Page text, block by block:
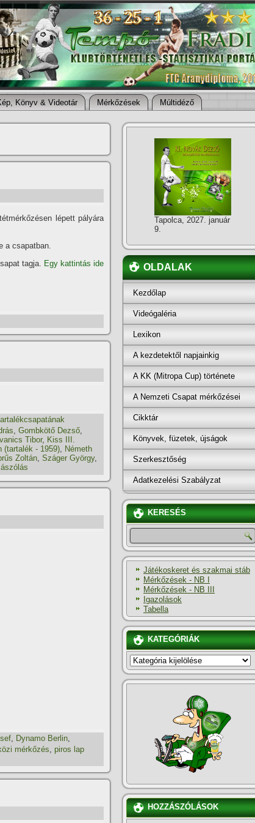
Könyv & Videotár Mérkőzések Múltidéző
lépett pályára
a csapatban.
tagja. Egy kattintás ide
, Gombkötő Dezső,
Ivanics Tibor, Kiss III.
(tartalék - 1959), Németh
Zoltán, Száger György,
, Dynamo Berlin,
mérkőzés, piros lap
Tapolca, 2027. január
9.
OLDALAK
Kezdőlap
Videógaléria
Lexikon
A kezdetektől napjainkig
A KK (Mitropa Cup) története
A Nemzeti Csapat mérkőzései
Cikktár
Könyvek, füzetek, újságok
Szerkesztőség
Adatkezelési Szabályzat
KERESÉS
Játékoskeret és szakmai stáb
Mérkőzések - NB I
Mérkőzések - NB III
Igazolások
Tabella
KATEGÓRIÁK
KATEGÓRIÁK
HOZZÁSZÓLÁSOK